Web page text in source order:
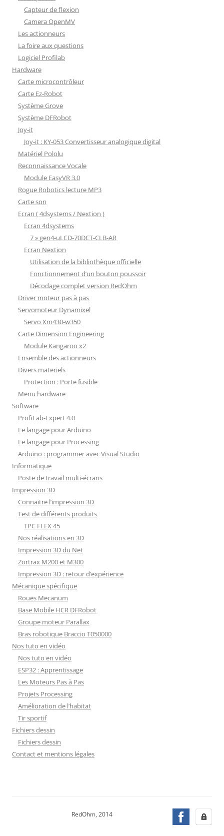
Capteur de flexion
Camera OpenMV
Les actionneurs
La foire aux questions
Logiciel Profilab
Hardware
Carte microcontrôleur
Carte Ez-Robot
Système Grove
Système DFRobot
Joy-it
Joy-it : KY-053 Convertisseur analogique digital
Matériel Pololu
Reconnaissance Vocale
Module EasyVR 3.0
Rogue Robotics lecture MP3
Carte son
Ecran ( 4dsystems / Nextion )
Ecran 4dsystems
7 » gen4-uLCD-70DCT-CLB-AR
Ecran Nextion
Utilisation de la bibliothèque officielle
Fonctionnement d’un bouton poussoir
Décodage complet version RedOhm
Driver moteur pas à pas
Servomoteur Dynamixel
Servo Xm430-w350
Carte Dimension Engineering
Module Kangaroo x2
Ensemble des actionneurs
Divers materiels
Protection : Porte fusible
Menu hardware
Software
ProfiLab-Expert 4.0
Le langage pour Arduino
Le langage pour Processing
Arduino : programmer avec Visual Studio
Informatique
Poste de travail multi-écrans
Impression 3D
Connaitre l’impression 3D
Test de différents produits
TPC FLEX 45
Nos réalisations en 3D
Impression 3D du Net
Zortrax M200 et M300
Impression 3D : retour d’expérience
Mécanique spécifique
Roues Mecanum
Base Mobile HCR DFRobot
Groupe moteur Parallax
Bras robotique Braccio T050000
Nos tuto en vidéo
Nos tuto en vidéo
ESP32 : Apprentissage
Les Moteurs Pas à Pas
Projets Processing
Amélioration de l’habitat
Tir sportif
Fichiers dessin
Fichiers dessin
Contact et mentions légales
RedOhm, 2014